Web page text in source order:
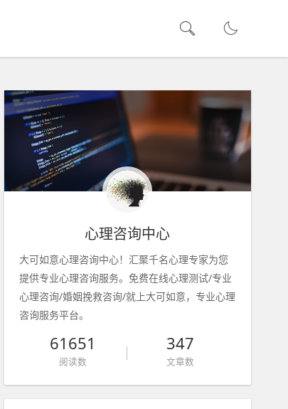
心理咨询中心
大可如意心理咨询中心！汇聚千名心理专家为您
提供专业心理咨询服务。免费在线心理测试/专业
心理咨询/婚姻挽救咨询/就上大可如意，专业心理
咨询服务平台。
61651
阅读数
347
文章数